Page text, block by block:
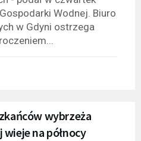
Wodnej. Biuro
w Gdyni ostrzega
wybrzeża
na północy